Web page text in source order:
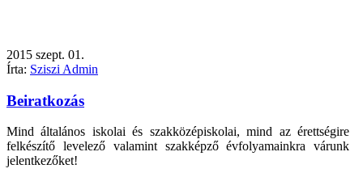
2015 szept. 01.
Írta: Sziszi Admin
Beiratkozás
Mind általános iskolai és szakközépiskolai, mind az érettségire
felkészítő levelező valamint szakképző évfolyamainkra várunk
jelentkezőket!